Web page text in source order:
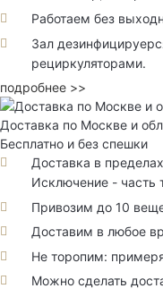
Работаем без
Зал
рециркуляторами.
подробнее >>
Доставка по Москве и
Бесплатно и без спешки
Доставка в
Исключение - часть
Привозим до 10
Доставим в любое
Не торопим:
Можно сделать